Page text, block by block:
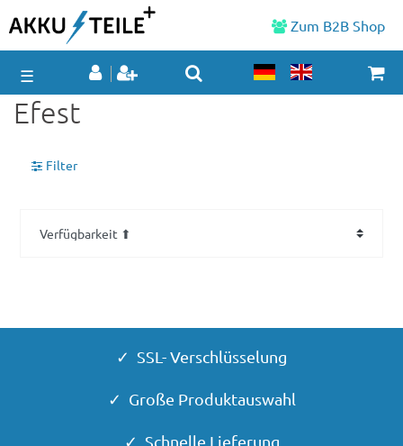
Zum B2B Shop
☰
Efest
Filter
✓ SSL- Verschlüsselung
✓ Große Produktauswahl
✓ Schnelle Lieferung